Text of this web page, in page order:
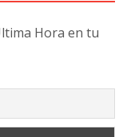
Hora en tu